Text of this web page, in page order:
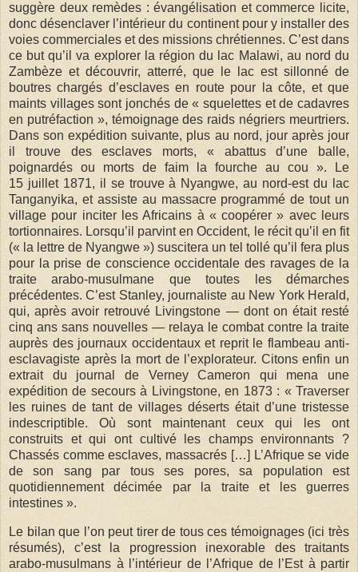
suggère deux remèdes : évangélisation et commerce licite,
donc désenclaver l’intérieur du continent pour y installer des
voies commerciales et des missions chrétiennes. C’est dans
ce but qu’il va explorer la région du lac Malawi, au nord du
Zambèze et découvrir, atterré, que le lac est sillonné de
boutres chargés d’esclaves en route pour la côte, et que
maints villages sont jonchés de « squelettes et de cadavres
en putréfaction », témoignage des raids négriers meurtriers.
Dans son expédition suivante, plus au nord, jour après jour
il trouve des esclaves morts, « abattus d’une balle,
poignardés ou morts de faim la fourche au cou ». Le
15 juillet 1871, il se trouve à Nyangwe, au nord-est du lac
Tanganyika, et assiste au massacre programmé de tout un
village pour inciter les Africains à « coopérer » avec leurs
tortionnaires. Lorsqu’il parvint en Occident, le récit qu’il en fit
(« la lettre de Nyangwe ») suscitera un tel tollé qu’il fera plus
pour la prise de conscience occidentale des ravages de la
traite arabo-musulmane que toutes les démarches
précédentes. C’est Stanley, journaliste au New York Herald,
qui, après avoir retrouvé Livingstone — dont on était resté
cinq ans sans nouvelles — relaya le combat contre la traite
auprès des journaux occidentaux et reprit le flambeau anti-
esclavagiste après la mort de l’explorateur. Citons enfin un
extrait du journal de Verney Cameron qui mena une
expédition de secours à Livingstone, en 1873 : « Traverser
les ruines de tant de villages déserts était d’une tristesse
indescriptible. Où sont maintenant ceux qui les ont
construits et qui ont cultivé les champs environnants ?
Chassés comme esclaves, massacrés […] L’Afrique se vide
de son sang par tous ses pores, sa population est
quotidiennement décimée par la traite et les guerres
intestines ».
Le bilan que l’on peut tirer de tous ces témoignages (ici très
résumés), c’est la progression inexorable des traitants
arabo-musulmans à l’intérieur de l’Afrique de l’Est à partir